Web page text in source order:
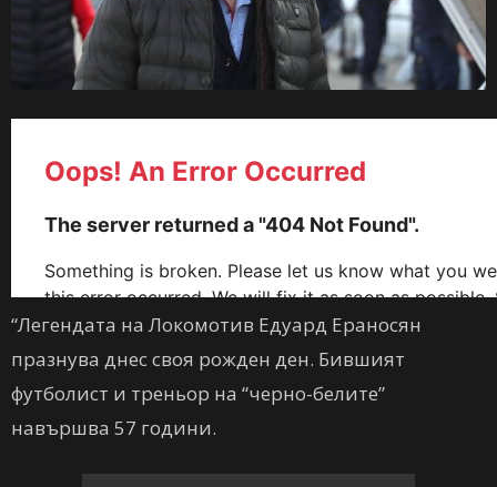
“Легендата на Локомотив Едуард Ераносян
празнува днес своя рожден ден. Бившият
футболист и треньор на “черно-белите”
навършва 57 години.